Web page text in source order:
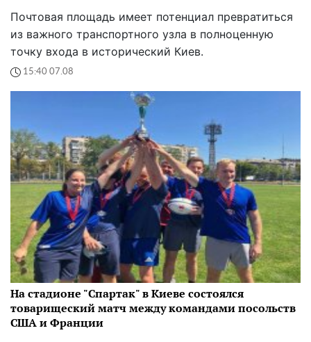
Почтовая площадь имеет потенциал превратиться
из важного транспортного узла в полноценную
точку входа в исторический Киев.
15:40 07.08
На стадионе "Спартак" в Киеве состоялся
товарищеский матч между командами посольств
США и Франции